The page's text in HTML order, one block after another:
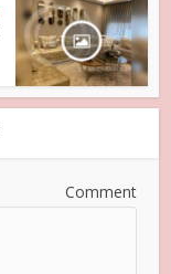
Comment